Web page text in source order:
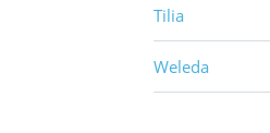
Tilia
Weleda